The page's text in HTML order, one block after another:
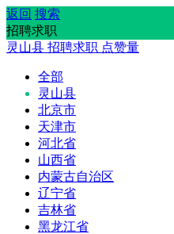
返回 搜索
招聘求职
灵山县 招聘求职 点赞量
全部
灵山县
北京市
天津市
河北省
山西省
内蒙古自治区
辽宁省
吉林省
黑龙江省